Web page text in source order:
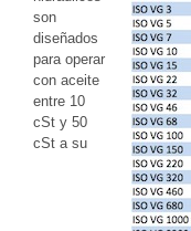
son
diseñados
para operar
con aceite
entre 10
cSt y 50
cSt a su